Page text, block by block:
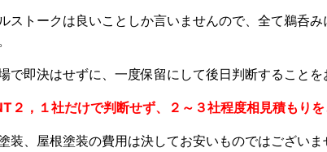
ストークは良いことしか言いませんので、全て鵜呑
で即決はせずに、一度保留にして後日判断することを
２，１社だけで判断せず、２～３社程度相見積もりを
装、屋根塗装の費用は決してお安いものではござい